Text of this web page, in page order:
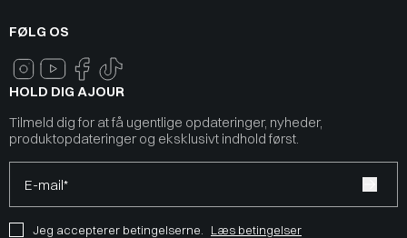
FØLG OS
HOLD DIG AJOUR
Tilmeld dig for at få ugentlige opdateringer, nyheder,
produktopdateringer og eksklusivt indhold først.
E-mail*
Jeg accepterer betingelserne. Læs betingelser